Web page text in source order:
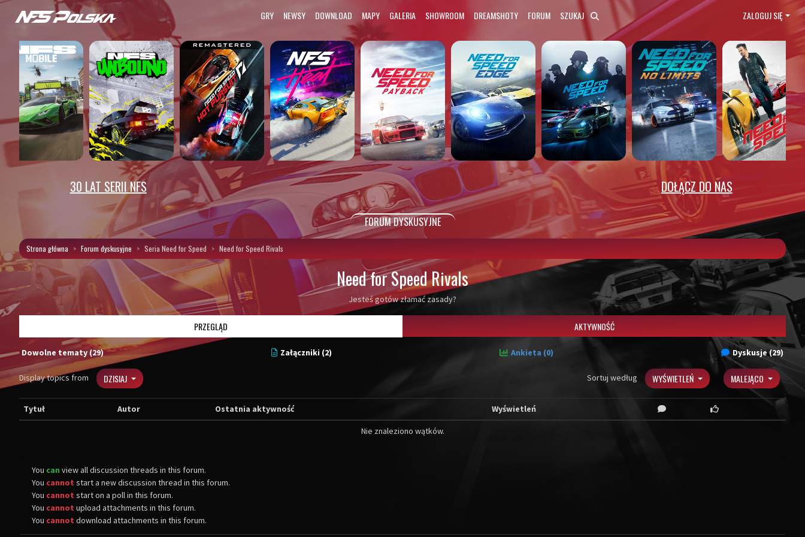
GRY NEWSY DOWNLOAD MAPY GALERIA SHOWROOM DREAMSHOTY FORUM SZUKAJ ZALOGUJ SIĘ
30 LAT SERII NFS DOŁĄCZ DO NAS
FORUM DYSKUSYJNE
Strona główna Forum dyskusyjne Seria Need for Speed Need for Speed Rivals
Need for Speed Rivals
Jesteś gotów złamać zasady?
PRZEGLĄD AKTYWNOŚĆ
Dowolne tematy (29) Załączniki (2) Ankieta (0) Dyskusje (29)
Display topics from DZISIAJ Sortuj według WYŚWIETLEŃ MALEJĄCO
Tytuł Autor Ostatnia aktywność Wyświetleń
Nie znaleziono wątków.
You can view all discussion threads in this forum.
You cannot start a new discussion thread in this forum.
You cannot start on a poll in this forum.
You cannot upload attachments in this forum.
You cannot download attachments in this forum.